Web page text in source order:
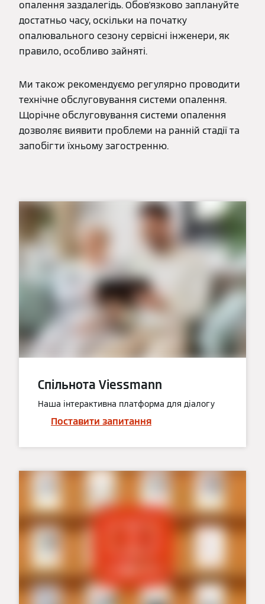
опалення заздалегідь. Обов'язково заплануйте
достатньо часу, оскільки на початку
опалювального сезону сервісні інженери, як
правило, особливо зайняті.
Ми також рекомендуємо регулярно проводити
технічне обслуговування системи опалення.
Щорічне обслуговування системи опалення
дозволяє виявити проблеми на ранній стадії та
запобігти їхньому загостренню.
Спільнота Viessmann
Наша інтерактивна платформа для діалогу
Поставити запитання